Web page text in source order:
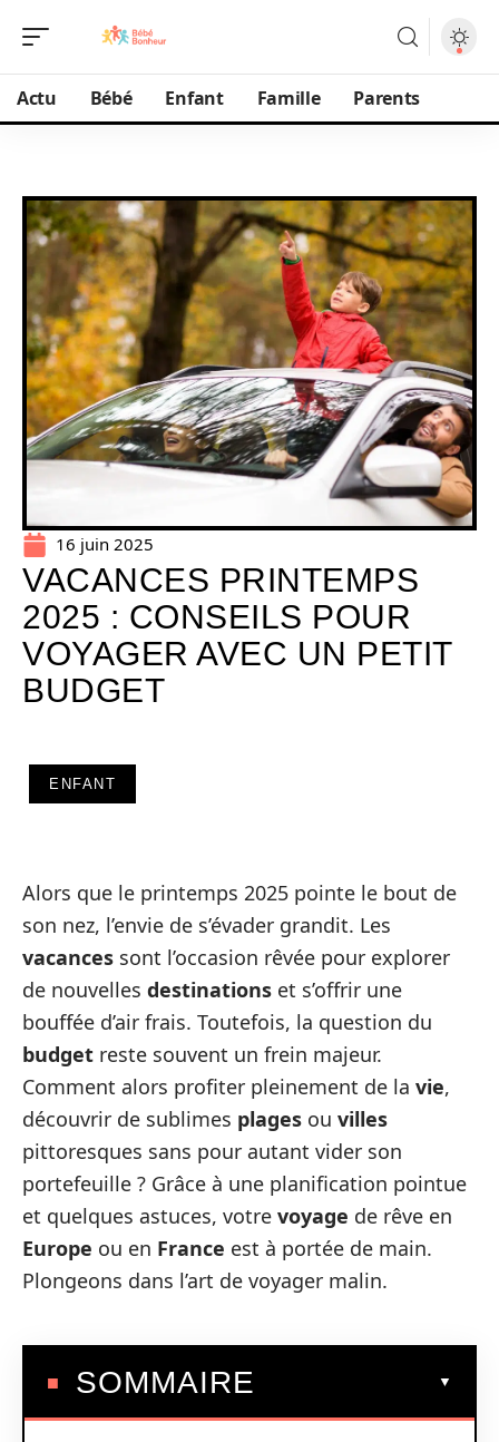
Actu Bébé Enfant Famille Parents
16 juin 2025
VACANCES PRINTEMPS
2025 : CONSEILS POUR
VOYAGER AVEC UN PETIT
BUDGET
ENFANT
Alors que le printemps 2025 pointe le bout de
son nez, l’envie de s’évader grandit. Les
vacances sont l’occasion rêvée pour explorer
de nouvelles destinations et s’offrir une
bouffée d’air frais. Toutefois, la question du
budget reste souvent un frein majeur.
Comment alors profiter pleinement de la vie,
découvrir de sublimes plages ou villes
pittoresques sans pour autant vider son
portefeuille ? Grâce à une planification pointue
et quelques astuces, votre voyage de rêve en
Europe ou en France est à portée de main.
Plongeons dans l’art de voyager malin.
SOMMAIRE